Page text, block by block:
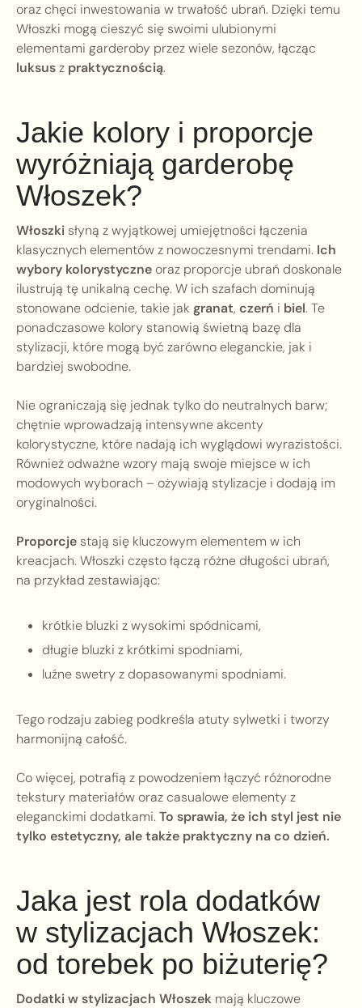
oraz chęci inwestowania w trwałość ubrań. Dzięki temu
Włoszki mogą cieszyć się swoimi ulubionymi
elementami garderoby przez wiele sezonów, łącząc
luksusz praktycznością.
Jakie kolory i proporcje
wyróżniają garderobę
Włoszek?
Włoszki słyną z wyjątkowej umiejętności łączenia
klasycznych elementów z nowoczesnymi trendami. Ich
wybory kolorystyczneoraz proporcje ubrań doskonale
ilustrują tę unikalną cechę. W ich szafach dominują
stonowane odcienie, takie jak granat, czerń i biel. Te
ponadczasowe kolory stanowią świetną bazę dla
stylizacji, które mogą być zarówno eleganckie, jak i
bardziej swobodne.
Nie ograniczają się jednak tylko do neutralnych barw;
chętnie wprowadzają intensywne akcenty
kolorystyczne, które nadają ich wyglądowi wyrazistości.
Również odważne wzory mają swoje miejsce w ich
modowych wyborach – ożywiają stylizacje i dodają im
oryginalności.
Proporcje stają się kluczowym elementem w ich
kreacjach. Włoszki często łączą różne długości ubrań,
na przykład zestawiając:
krótkie bluzki z wysokimi spódnicami,
długie bluzki z krótkimi spodniami,
luźne swetry z dopasowanymi spodniami.
Tego rodzaju zabieg podkreśla atuty sylwetki i tworzy
harmonijną całość.
Co więcej, potrafią z powodzeniem łączyć różnorodne
tekstury materiałów oraz casualowe elementy z
eleganckimi dodatkami.To sprawia, że ich styl jest nie
tylko estetyczny, ale także praktyczny na co dzień.
Jaka jest rola dodatków
w stylizacjach Włoszek:
od torebek po biżuterię?
Dodatki w stylizacjach Włoszek mają kluczowe